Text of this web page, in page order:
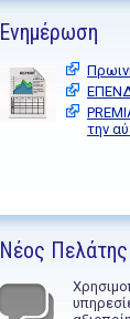
Ενημέρωση
την
Νέος Πελάτης